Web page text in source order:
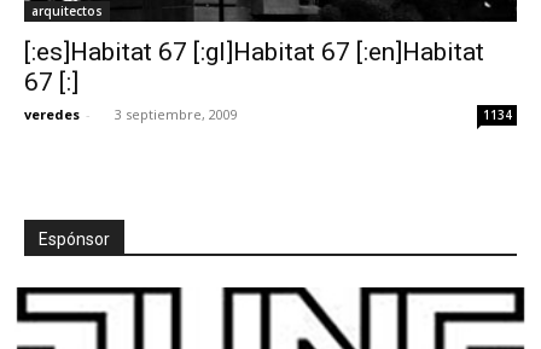
arquitectos
[:es]Habitat 67 [:gl]Habitat 67 [:en]Habitat
67 [:]
veredes - 3 septiembre, 2009 1134
Espónsor